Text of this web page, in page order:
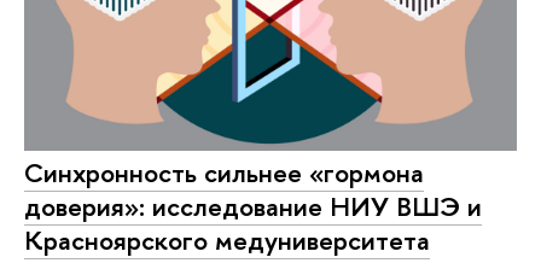
Синхронность сильнее «гормона
доверия»: исследование НИУ ВШЭ и
Красноярского медуниверситета